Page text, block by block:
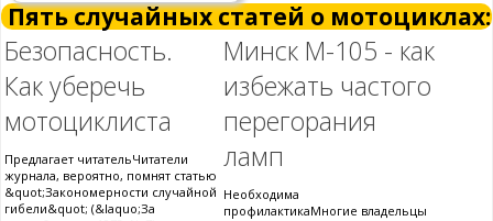
Пять случайных статей о мотоциклах:
Безопасность.
Как уберечь
мотоциклиста
Предлагает читательЧитатели
журнала, вероятно, помнят статью
&quot;Закономерности случайной
гибели&quot; (&laquo;За
Минск М-105 - как
избежать частого
перегорания
ламп
Необходима
профилактикаМногие владельцы